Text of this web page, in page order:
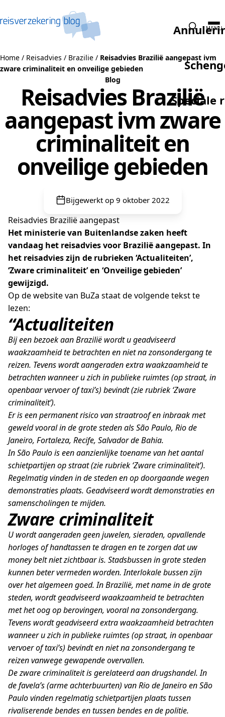
Speciale
MENU
Home / Reisadvies / Brazilie / Reisadvies Brazilië aangepast ivm
zware criminaliteit en onveilige gebieden
Blog
Reisadvies Brazilië
aangepast ivm zware
criminaliteit en
onveilige gebieden
Bijgewerkt op 9 oktober 2022
Reisadvies Brazilië aangepast
Het ministerie van Buitenlandse zaken heeft
vandaag het reisadvies voor Brazilië aangepast. In
het reisadvies zijn de rubrieken ‘Actualiteiten’,
‘Zware criminaliteit’ en ‘Onveilige gebieden’
gewijzigd.
Op de website van BuZa staat de volgende tekst te
lezen:
“Actualiteiten
Bij een bezoek aan Brazilië wordt u geadviseerd
waakzaamheid te betrachten en niet na zonsondergang te
reizen. Tevens wordt aangeraden extra waakzaamheid te
betrachten wanneer u zich in publieke ruimtes (op straat, in
openbaar vervoer of taxi’s) bevindt (zie rubriek ‘Zware
criminaliteit’).
Er is een permanent risico van straatroof en inbraak met
geweld vooral in de grote steden als São Paulo, Rio de
Janeiro, Fortaleza, Recife, Salvador de Bahia.
In São Paulo is een aanzienlijke toename van het aantal
schietpartijen op straat (zie rubriek ‘Zware criminaliteit’).
Regelmatig vinden in de steden en op doorgaande wegen
demonstraties plaats. Geadviseerd wordt demonstraties en
samenscholingen te mijden.
Zware criminaliteit
U wordt aangeraden geen juwelen, sieraden, opvallende
horloges of handtassen te dragen en te zorgen dat uw
money belt niet zichtbaar is. Stadsbussen in grote steden
kunnen beter vermeden worden. Interlokale bussen zijn
over het algemeen goed. In Brazilië, met name in de grote
steden, wordt geadviseerd waakzaamheid te betrachten
met het oog op berovingen, vooral na zonsondergang.
Tevens wordt geadviseerd extra waakzaamheid betrachten
wanneer u zich in publieke ruimtes (op straat, in openbaar
vervoer of taxi’s) bevindt en niet na zonsondergang te
reizen vanwege gewapende overvallen.
De zware criminaliteit is gerelateerd aan drugshandel. In
de favela’s (arme achterbuurten) vanRio de Janeiro en São
Paulo vinden regelmatig schietpartijen plaats tussen
rivaliserende bendes en tussen bendes en de politie.